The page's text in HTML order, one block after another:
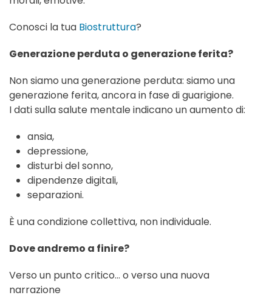
Conosci la tua Biostruttura?
Generazione perduta o generazione ferita?
Non siamo una generazione perduta: siamo una
generazione ferita, ancora in fase di guarigione.
I dati sulla salute mentale indicano un aumento di:
ansia,
depressione,
disturbi del sonno,
dipendenze digitali,
separazioni.
È una condizione collettiva, non individuale.
Dove andremo a finire?
Verso un punto critico… o verso una nuova
narrazione